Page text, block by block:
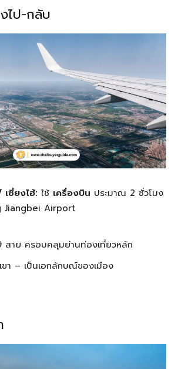
ไป-กลับ
ซี่ยงไฮ้: ใช้ เครื่องบิน ประมาณ 2 ชั่วโมง
Jiangbei Airport
สาย ครอบคลุมย่านท่องเที่ยวหลัก
ขา – เป็นเอกลักษณ์ของเมือง